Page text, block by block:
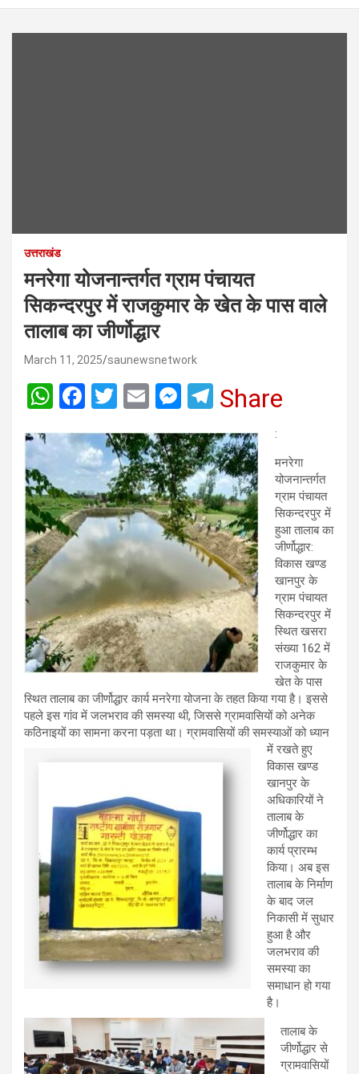
उत्तराखंड
मनरेगा योजनान्तर्गत ग्राम पंचायत
सिकन्दरपुर में राजकुमार के खेत के पास वाले
तालाब का जीर्णोद्धार
March 11, 2025 saunewsnetwork
W
at
s
A
p
p
F
ce
b
o
o
k
T
tt
er
E
ail
M
se
n
g
er
T
e
gr
a
m
Share
:
मनरेगा
योजनान्तर्गत
ग्राम पंचायत
सिकन्दरपुर में
हुआ तालाब का
जीर्णोद्धार:
विकास खण्ड
खानपुर के
ग्राम पंचायत
सिकन्दरपुर में
स्थित खसरा
संख्या 162 में
राजकुमार के
खेत के पास
स्थित तालाब का जीर्णोद्धार कार्य मनरेगा योजना के तहत किया गया है। इससे
पहले इस गांव में जलभराव की समस्या थी, जिससे ग्रामवासियों को अनेक
कठिनाइयों का सामना करना पड़ता था। ग्रामवासियों की समस्याओं को ध्यान
में रखते हुए
विकास खण्ड
खानपुर के
अधिकारियों ने
तालाब के
जीर्णोद्धार का
कार्य प्रारम्भ
किया। अब इस
तालाब के निर्माण
के बाद जल
निकासी में सुधार
हुआ है और
जलभराव की
समस्या का
समाधान हो गया
है।
तालाब के
जीर्णोद्धार से
ग्रामवासियों